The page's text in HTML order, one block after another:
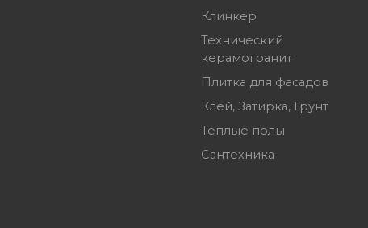
Клинкер
Технический
керамогранит
Плитка для фасадов
Клей, Затирка, Грунт
Тёплые полы
Сантехника